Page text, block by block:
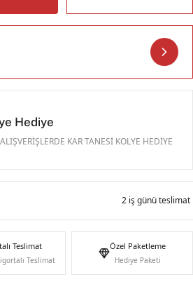
Hediye
KAR TANESİ KOLYE HEDİYE
2 iş günü teslimat
Teslimat
Teslimat
Özel Paketleme
Hediye Paketi